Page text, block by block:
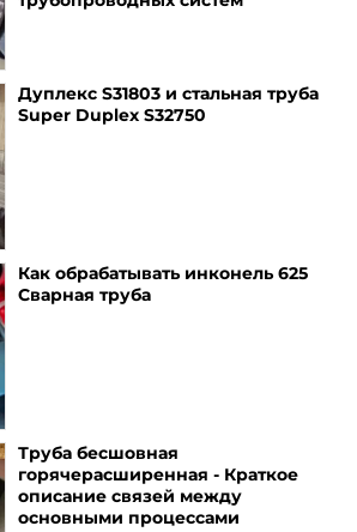
Дуплекс S31803 и стальная труба
Super Duplex S32750
Как обрабатывать инконель 625
Сварная труба
Труба бесшовная
горячерасширенная - Краткое
описание связей между
основными процессами